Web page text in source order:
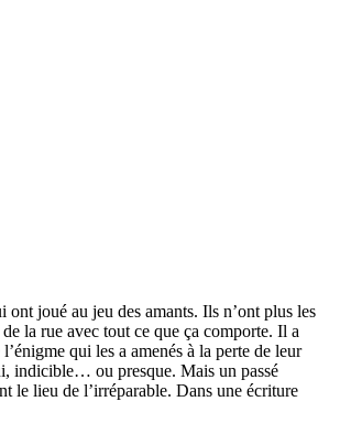
joué au jeu des amants. Ils n’ont plus les
la rue avec tout ce que ça comporte. Il a
qui les a amenés à la perte de leur
indicible… ou presque. Mais un passé
le lieu de l’irréparable. Dans une écriture